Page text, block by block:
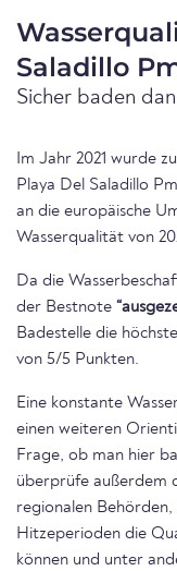
Saladillo
Sicher baden
Im Jahr 2021 wurde
Playa Del Saladillo
an die europäische
Wasserqualität von
Da die
der Bestnote
Badestelle die
von 5/5 Punkten.
Eine konstante
einen weiteren
Frage, ob man hier
überprüfe außerdem
regionalen
Hitzeperioden die
können und unter